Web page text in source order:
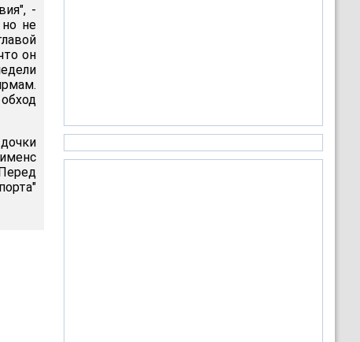
-
но не
он